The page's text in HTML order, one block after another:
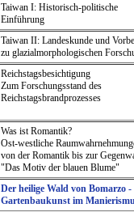
Taiwan I: Historisch-politische
Einführung
Taiwan II: Landeskunde und
zu glazialmorphologischen
Reichstagsbesichtigung
Zum Forschungsstand des
Reichstagsbrandprozesses
Was ist Romantik?
Ost-westliche
von der Romantik bis zur
"Das Motiv der blauen Blume"
Der heilige Wald von Bomarzo -
Gartenbaukunst im